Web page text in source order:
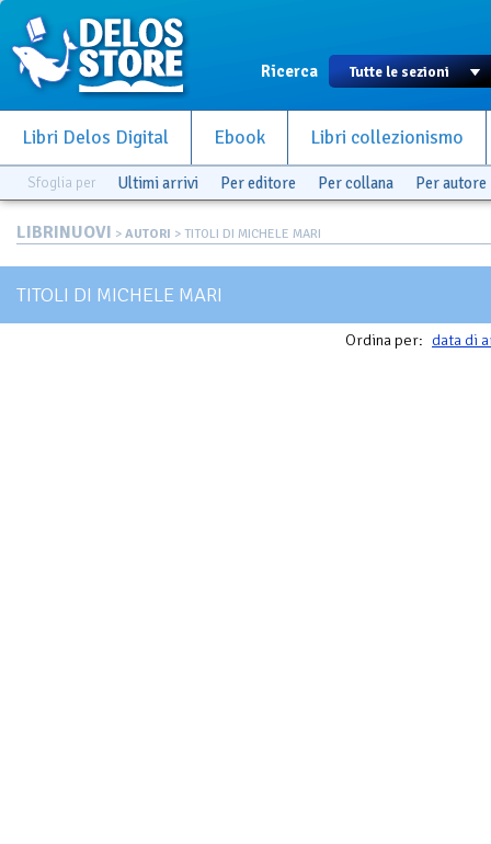
Ricerca
Libri Delos Digital Ebook Libri collezionismo
Sfoglia per Ultimi arrivi Per editore Per collana Per autore
LIBRINUOVI > AUTORI > TITOLI DI MICHELE MARI
TITOLI DI MICHELE MARI
Ordina per: data di